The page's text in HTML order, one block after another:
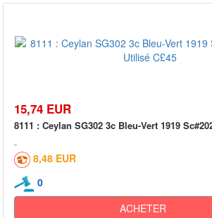
15,74 EUR
8111 : Ceylan SG302 3c Bleu-Vert 1919
8,48 EUR
0
ACHETER